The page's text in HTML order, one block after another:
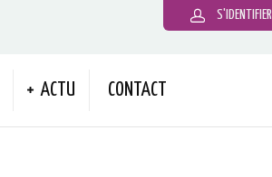
S'IDENTIFIER
ACTU CONTACT